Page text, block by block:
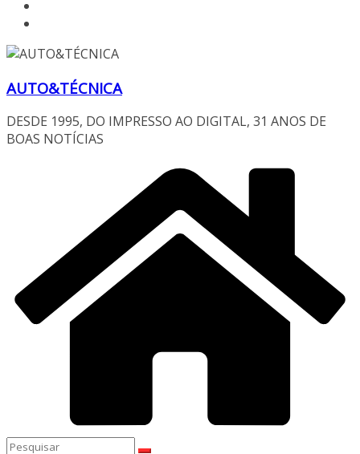
AUTO&TÉCNICA
DESDE 1995, DO IMPRESSO AO DIGITAL, 31 ANOS DE
BOAS NOTÍCIAS